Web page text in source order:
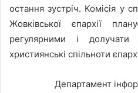
остання зустріч. Комісія у
Жовківської єпархії
регулярними і
християнські спільноти
Департамент